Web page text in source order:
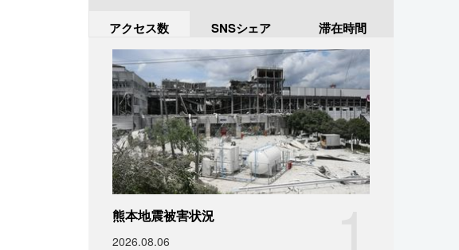
アクセス数 SNSシェア 滞在時間
熊本地震被害状況
2026.08.06